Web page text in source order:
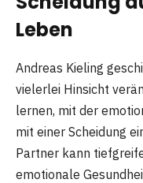
Leben
Andreas Kieling
vielerlei Hinsicht
lernen, mit der
mit einer Scheidung
Partner kann
emotionale